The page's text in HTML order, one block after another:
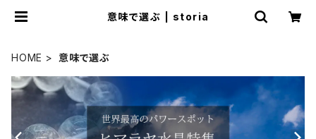
意味で選ぶ | storia
HOME 意味で選ぶ